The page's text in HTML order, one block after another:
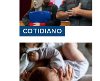
COTIDIANO